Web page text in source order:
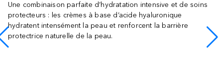
Une combinaison parfaite d’hydratation intensive et de soins
protecteurs : les crèmes à base d’acide hyaluronique
hydratent intensément la peau et renforcent la barrière
protectrice naturelle de la peau.